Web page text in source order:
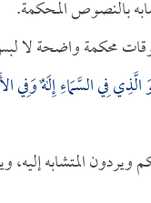
بالنصوص المحكمة.
محكمة واضحة لا لبس
فِي السَّمَاءِ إِلَهٌ وَفِي
المتشابه إليه،